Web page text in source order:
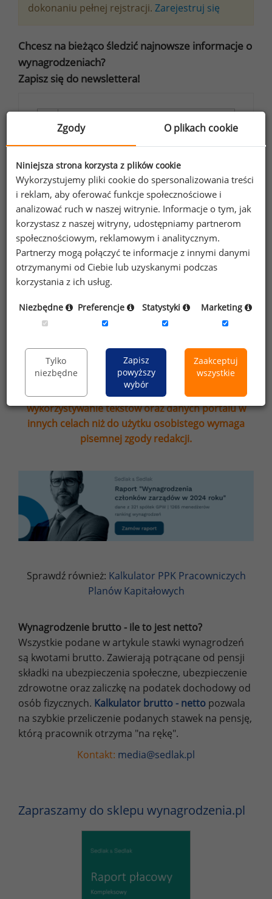
dokonaniu pełnej rejstracji. Zarejestruj się
Chcesz na bieżąco śledzić najnowsze informacje o
wynagrodzeniach?
Zapisz się do newslettera!
Wyrażam zgodę na przetwarzanie moich
danych osobowych zawartych w
formularzu przez Sedlak&Sedlak sp. z o.o.
sp. k. w celu otrzymywania bezpłatnego
newsletter’a portalu wynagrodzenia.pl.
Wyrażam zgodę na przesyłanie na podany
adres e-mail ofert handlowych oraz
informacji marketingowych. Oświadczam,
że zapoznałem się z treścią
informacji na
Przypominamy, że zgodnie z pkt 2.6 - 2.7
regulaminu kopiowanie, przetwarzanie i
wykorzystywanie tekstów oraz danych portalu w
innych celach niż do użytku osobistego wymaga
pisemnej zgody redakcji.
Sprawdź również: Kalkulator PPK Pracowniczych
Planów Kapitałowych
Wynagrodzenie brutto - ile to jest netto?
Wszystkie podane w artykule stawki wynagrodzeń
są kwotami brutto. Zawierają potrącane od pensji
składki na ubezpieczenia społeczne, ubezpieczenie
zdrowotne oraz zaliczkę na podatek dochodowy od
osób fizycznych. Kalkulator brutto - netto pozwala
na szybkie przeliczenie podanych stawek na pensję,
którą pracownik otrzyma "na rękę".
Kontakt: media@sedlak.pl
Zapraszamy do sklepu wynagrodzenia.pl
Zgody O plikach cookie
Niniejsza strona korzysta z plików cookie
Wykorzystujemy pliki cookie do spersonalizowania treści
i reklam, aby oferować funkcje społecznościowe i
analizować ruch w naszej witrynie. Informacje o tym, jak
korzystasz z naszej witryny, udostępniamy partnerom
społecznościowym, reklamowym i analitycznym.
Partnerzy mogą połączyć te informacje z innymi danymi
otrzymanymi od Ciebie lub uzyskanymi podczas
korzystania z ich usług.
Niezbędne Preferencje Statystyki Marketing
Tylko
niezbędne
Zapisz
powyższy
wybór
Zaakceptuj
wszystkie